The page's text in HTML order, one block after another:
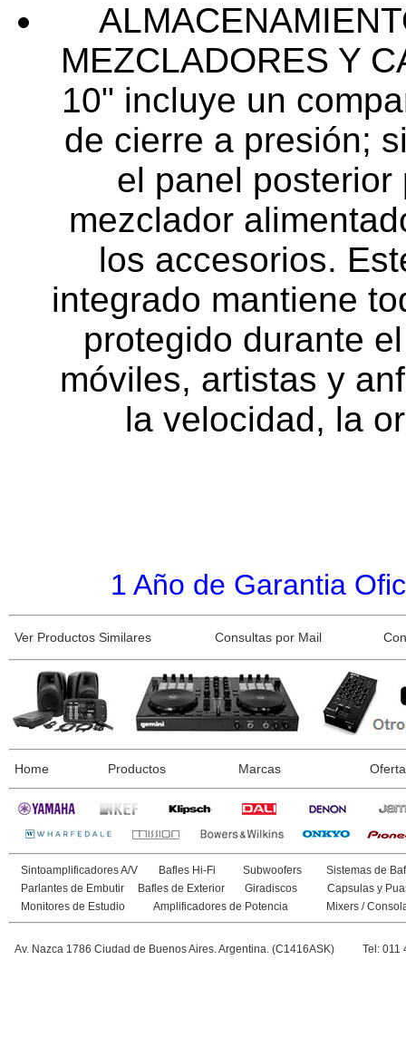
MEZCLADORES Y
10" incluye un
de cierre a presión;
el panel
mezclador
los accesorios.
integrado mantiene
protegido durante
móviles, artistas y
la velocidad, la
1 Año de Garantia
Ver Productos Similares Consultas por Mail
Home Productos Marcas
Sintoamplificadores A/V Bafles Hi-Fi Subwoofers
Sistemas de
Parlantes de Embutir
Bafles de Exterior Giradiscos
Capsulas y
Monitores de Estudio
Amplificadores de Potencia Mixers /
Av. Nazca 1786 Ciudad de Buenos Aires. Argentina. (C1416ASK) Tel: 011